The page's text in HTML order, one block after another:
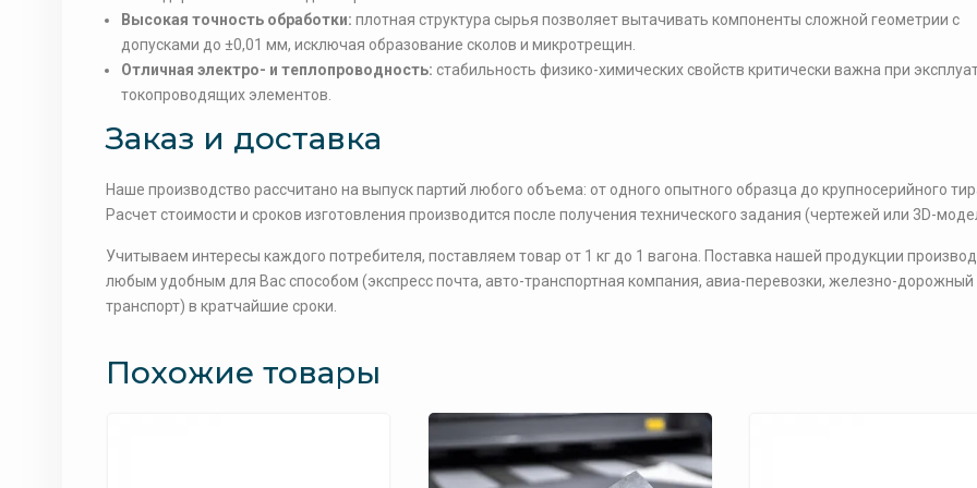
Высокая точность обработки: плотная структура сырья позволяет вытачивать компоненты сложной геометрии с
допусками до ±0,01 мм, исключая образование сколов и микротрещин.
Отличная электро- и теплопроводность: стабильность физико-химических свойств критически важна при
токопроводящих элементов.
Заказ и доставка
Наше производство рассчитано на выпуск партий любого объема: от одного опытного образца до крупносерийного
Расчет стоимости и сроков изготовления производится после получения технического задания (чертежей или 3D-
Учитываем интересы каждого потребителя, поставляем товар от 1 кг до 1 вагона. Поставка нашей продукции
любым удобным для Вас способом (экспресс почта, авто-транспортная компания, авиа-перевозки, железно-дорожный
транспорт) в кратчайшие сроки.
Похожие товары